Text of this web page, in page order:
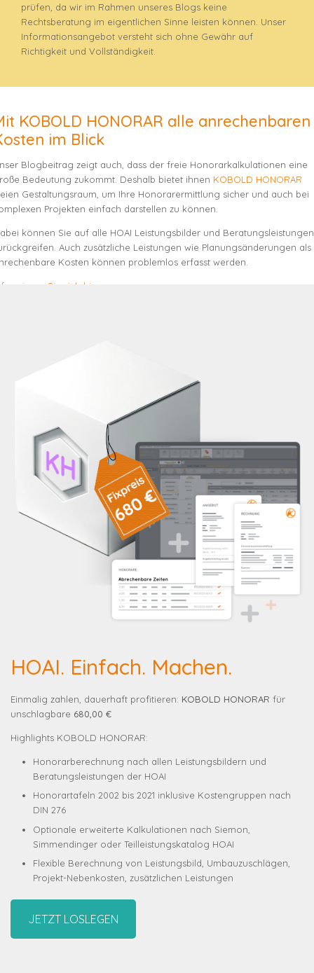
prüfen, da wir im Rahmen unseres Blogs keine
Rechtsberatung im eigentlichen Sinne leisten können. Unser
Informationsangebot versteht sich ohne Gewähr auf
Richtigkeit und Vollständigkeit.
KOBOLD HONORAR alle anrechenbaren
im Blick
Blogbeitrag zeigt auch, dass der freie Honorarkalkulationen eine
Bedeutung zukommt. Deshalb bietet ihnen KOBOLD HONORAR
Gestaltungsraum, um Ihre Honorarermittlung sicher und auch bei
Projekten einfach darstellen zu können.
können Sie auf alle HOAI Leistungsbilder und Beratungsleistungen
Auch zusätzliche Leistungen wie Planungsänderungen als
Kosten können problemlos erfasst werden.
Sie sich hier
HOAI. Einfach. Machen.
Einmalig zahlen, dauerhaft profitieren: KOBOLD HONORAR für
unschlagbare 680,00 €
Highlights KOBOLD HONORAR:
Honorarberechnung nach allen Leistungsbildern und
Beratungsleistungen der HOAI
Honorartafeln 2002 bis 2021 inklusive Kostengruppen nach
DIN 276
Optionale erweiterte Kalkulationen nach Siemon,
Simmendinger oder Teilleistungskatalog HOAI
Flexible Berechnung von Leistungsbild, Umbauzuschlägen,
Projekt-Nebenkosten, zusätzlichen Leistungen
JETZT LOSLEGEN